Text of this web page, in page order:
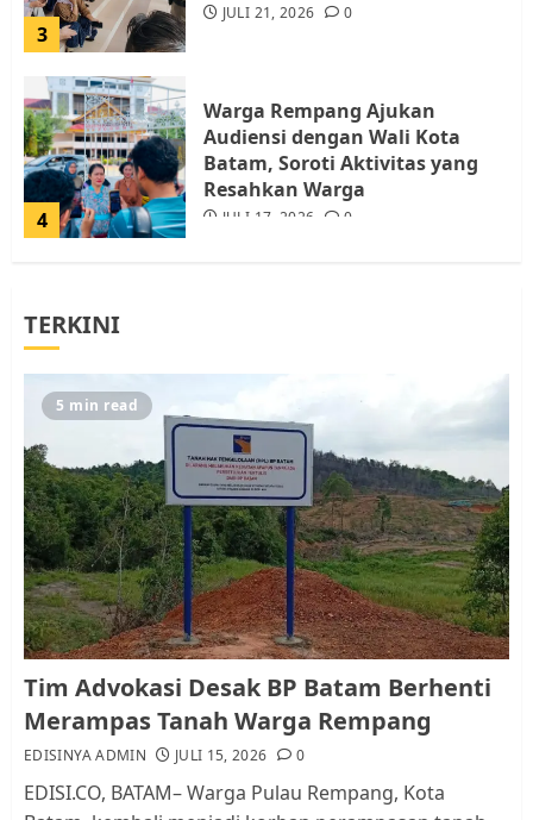
3
JULI 21, 2026 0
4
Warga Rempang Ajukan
Audiensi dengan Wali Kota
Batam, Soroti Aktivitas yang
Resahkan Warga
JULI 17, 2026 0
5
1
Pemko Batam Tegaskan RT dan
RW bukan Petugas Pendataan
dan Pemungutan Pajak
AGUSTUS 1, 2026 0
Kader Pajak jadi Penghubung
Pemerintah dan Masyarakat di
Lingkungan RT/RW
AGUSTUS 1, 2026
TERKINI
5 min read
Tim Advokasi Desak BP Batam Berhenti
Merampas Tanah Warga Rempang
EDISINYA ADMIN JULI 15, 2026 0
EDISI.CO, BATAM– Warga Pulau Rempang, Kota